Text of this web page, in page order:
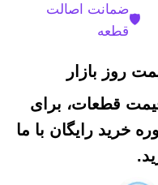
🛡️
ضمانت اصالت
قطعه
روز بازار
قطعات، برای
خرید رایگان با ما